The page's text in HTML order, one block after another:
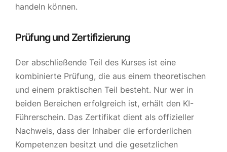
handeln können.
Prüfung und Zertifizierung
Der abschließende Teil des Kurses ist eine
kombinierte Prüfung, die aus einem theoretischen
und einem praktischen Teil besteht. Nur wer in
beiden Bereichen erfolgreich ist, erhält den KI-
Führerschein. Das Zertifikat dient als offizieller
Nachweis, dass der Inhaber die erforderlichen
Kompetenzen besitzt und die gesetzlichen